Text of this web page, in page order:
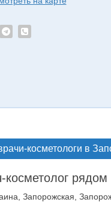
косметологи в
косметолог
Запорожская,